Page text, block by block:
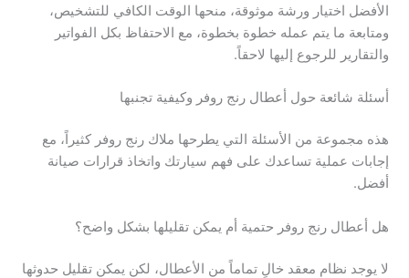
الأفضل اختيار ورشة موثوقة، منحها الوقت الكافي للتشخيص،
ومتابعة ما يتم عمله خطوة بخطوة، مع الاحتفاظ بكل الفواتير
والتقارير للرجوع إليها لاحقاً.
أسئلة شائعة حول أعطال رنج روفر وكيفية تجنبها
هذه مجموعة من الأسئلة التي يطرحها ملاك رنج روفر كثيراً، مع
إجابات عملية تساعدك على فهم سيارتك واتخاذ قرارات صيانة
أفضل.
هل أعطال رنج روفر حتمية أم يمكن تقليلها بشكل واضح؟
لا يوجد نظام معقد خالٍ تماماً من الأعطال، لكن يمكن تقليل حدوثها